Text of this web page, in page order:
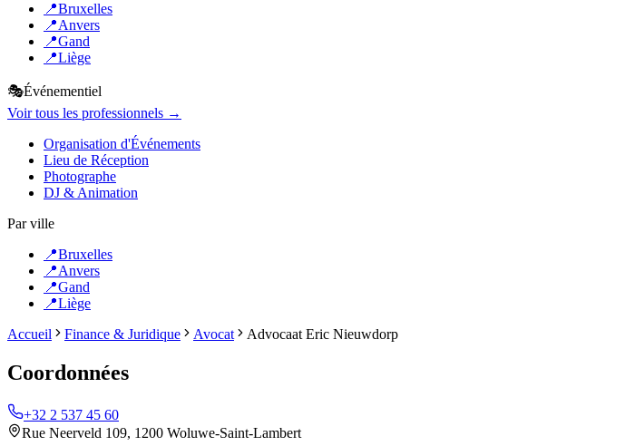
📍Bruxelles
📍Anvers
📍Gand
📍Liège
🎭Événementiel
Voir tous les professionnels →
Organisation d'Événements
Lieu de Réception
Photographe
DJ & Animation
Par ville
📍Bruxelles
📍Anvers
📍Gand
📍Liège
Accueil
Finance & Juridique Avocat Advocaat Eric Nieuwdorp
Coordonnées
+32 2 537 45 60
Rue Neerveld 109, 1200 Woluwe-Saint-Lambert